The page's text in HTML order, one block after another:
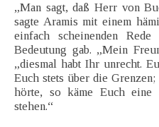
„Man sagt, daß Herr von
sagte Aramis mit einem
einfach scheinenden
Bedeutung gab. „Mein
„diesmal habt Ihr unrecht.
Euch stets über die
hörte, so käme Euch eine
stehen.“